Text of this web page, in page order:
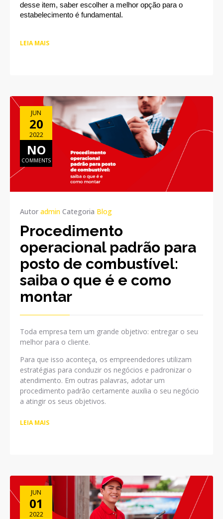
desse item, saber escolher a melhor opção para o
estabelecimento é fundamental.
LEIA MAIS
JUN
20
2022
NO
COMMENTS
Autor admin Categoria Blog
Procedimento
operacional padrão para
posto de combustível:
saiba o que é e como
montar
Toda empresa tem um grande objetivo: entregar o seu
melhor para o cliente.
Para que isso aconteça, os empreendedores utilizam
estratégias para conduzir os negócios e padronizar o
atendimento. Em outras palavras, adotar um
procedimento padrão certamente auxilia o seu negócio
a atingir os seus objetivos.
LEIA MAIS
JUN
01
2022